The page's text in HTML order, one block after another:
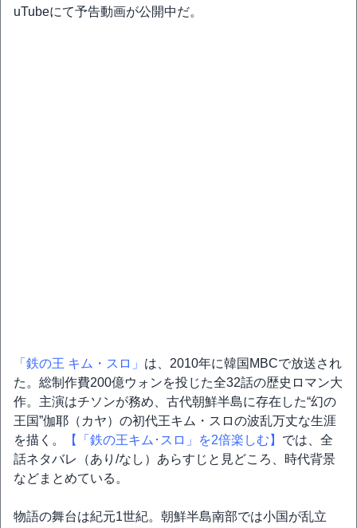
uTubeにて予告動画が公開中だ。
「鉄の王 キム・スロ」 は、2010年に韓国MBCで放送され
た。総制作費200億ウォンを投じた全32話の歴史ロマン大
作。主演はチソンが務め、古代朝鮮半島に存在した“幻の
王国”伽耶（カヤ）の初代王キム・スロの波乱万丈な生涯
を描く。
【「鉄の王キム･スロ」を2倍楽しむ】 では、全
話ネタバレ（あり/なし）あらすじと見どころ、時代背景
などまとめている。
物語の舞台は紀元1世紀。朝鮮半島南部では小国が乱立